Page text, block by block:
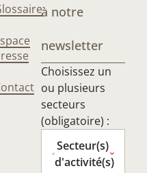
à notre
newsletter
Choisissez un
ou plusieurs
secteurs
(obligatoire) :
Secteur(s)
d'activité(s)